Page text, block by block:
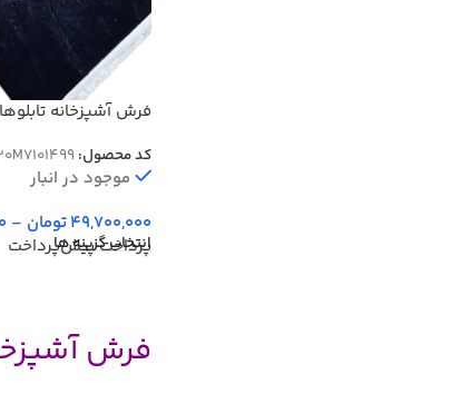
فرش آشپزخانه
کد محصول:
موجود در انبار
49,700,000تومان –
انتخاب گزینه ها
پرداخت پیش‌پرداخت
فرش